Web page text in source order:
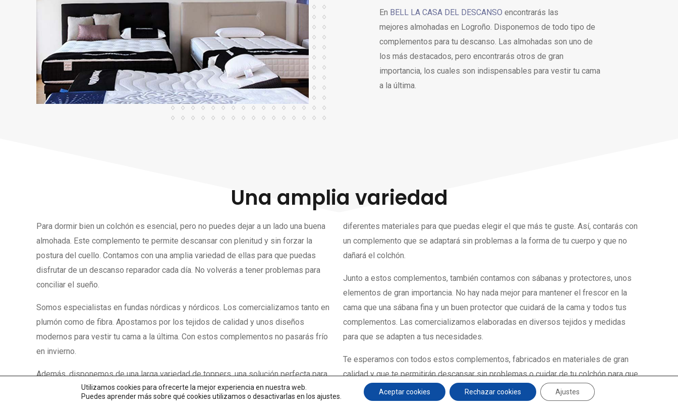
En BELL LA CASA DEL DESCANSO encontrarás las
mejores almohadas en Logroño. Disponemos de todo tipo de
complementos para tu descanso. Las almohadas son uno de
los más destacados, pero encontrarás otros de gran
importancia, los cuales son indispensables para vestir tu cama
a la última.
Una amplia variedad
Para dormir bien un colchón es esencial, pero no puedes dejar a un lado una buena
almohada. Este complemento te permite descansar con plenitud y sin forzar la
postura del cuello. Contamos con una amplia variedad de ellas para que puedas
disfrutar de un descanso reparador cada día. No volverás a tener problemas para
conciliar el sueño.
Somos especialistas en fundas nórdicas y nórdicos. Los comercializamos tanto en
plumón como de fibra. Apostamos por los tejidos de calidad y unos diseños
modernos para vestir tu cama a la última. Con estos complementos no pasarás frío
en invierno.
Además, disponemos de una larga variedad de toppers, una solución perfecta para
proteger tu colchón a lo largo de los años. Los comercializamos fabricados en
diferentes materiales para que puedas elegir el que más te guste. Así, contarás con
un complemento que se adaptará sin problemas a la forma de tu cuerpo y que no
dañará el colchón.
Junto a estos complementos, también contamos con sábanas y protectores, unos
elementos de gran importancia. No hay nada mejor para mantener el frescor en la
cama que una sábana fina y un buen protector que cuidará de la cama y todos tus
complementos. Las comercializamos elaboradas en diversos tejidos y medidas
para que se adapten a tus necesidades.
Te esperamos con todos estos complementos, fabricados en materiales de gran
calidad y que te permitirán descansar sin problemas o cuidar de tu colchón para que
permanezca intacto. No dudes en venir a visitarnos.
¡Contáctanos ya!
Utilizamos cookies para ofrecerte la mejor experiencia en nuestra web.
Puedes aprender más sobre qué cookies utilizamos o desactivarlas en los ajustes.
Aceptar cookies Rechazar cookies Ajustes